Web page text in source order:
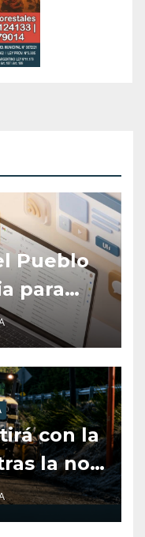
Pueblo
para
y
con la
la no
en